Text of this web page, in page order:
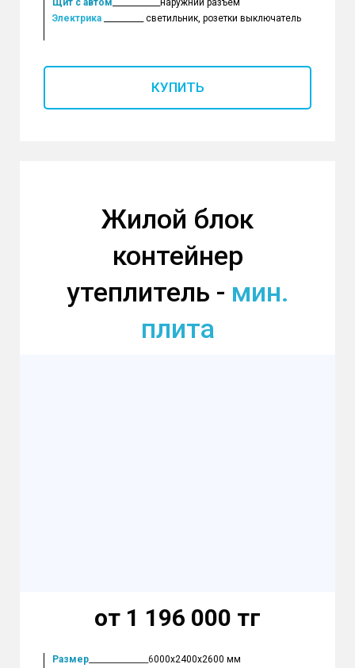
Щит с автом
____________наружний разъем
Электрика__________ светильник, розетки выключатель
КУПИТЬ
Жилой блок
контейнер
утеплитель - мин.
плита
от 1 196 000 тг
Размер_______________6000х2400х2600 мм